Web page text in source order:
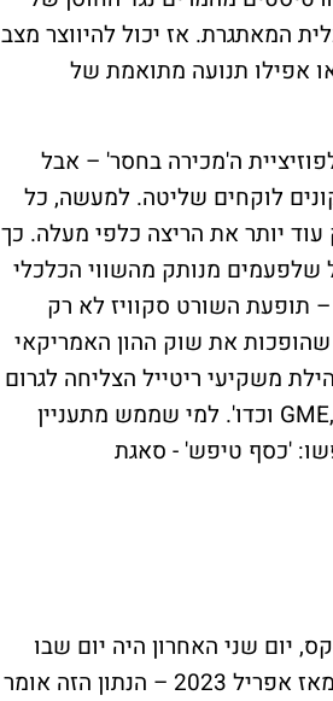
המאתגרת. אז יכול להיווצר מצב
אפילו תנועה מתואמת של
ה'מכירה בחסר' – אבל
לוקחים שליטה. למעשה, כל
יותר את הריצה כלפי מעלה. כך
שלפעמים מנותק מהשווי הכלכלי
תופעת השורט סקוויז לא רק
את שוק ההון האמריקאי
משקיעי ריטייל הצליחה לגרום
הפסדי עתק לקרנות גידור שהימרו נגד חברות כושלות ובראשן GME, AMC וכדו'. למי שממש מתעניין
'כסף טיפש' - סאגת
יום שני האחרון היה יום שבו
קרנות הגידור בארצות הברית רשמו את הרכישות נטו הגבוהות ביותר מאז אפריל 2023 – הנתון הזה אומר